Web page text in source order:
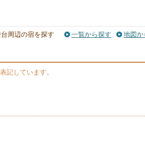
ＰＡＲＫ
台周辺の宿を探す 一覧から探す 地図か
記しています。